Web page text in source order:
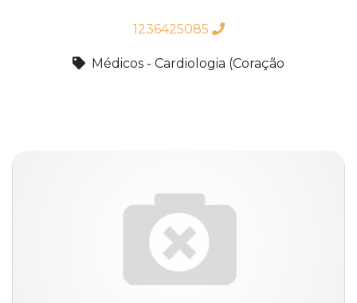
1236425085
Médicos - Cardiologia (Coração